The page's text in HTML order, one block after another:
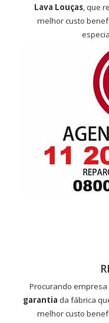
Lava Louças, que
melhor custo
Procurando empresa
garantia da fábrica
melhor custo